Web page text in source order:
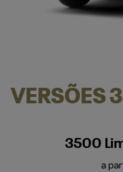
VERSÕES
3500
a